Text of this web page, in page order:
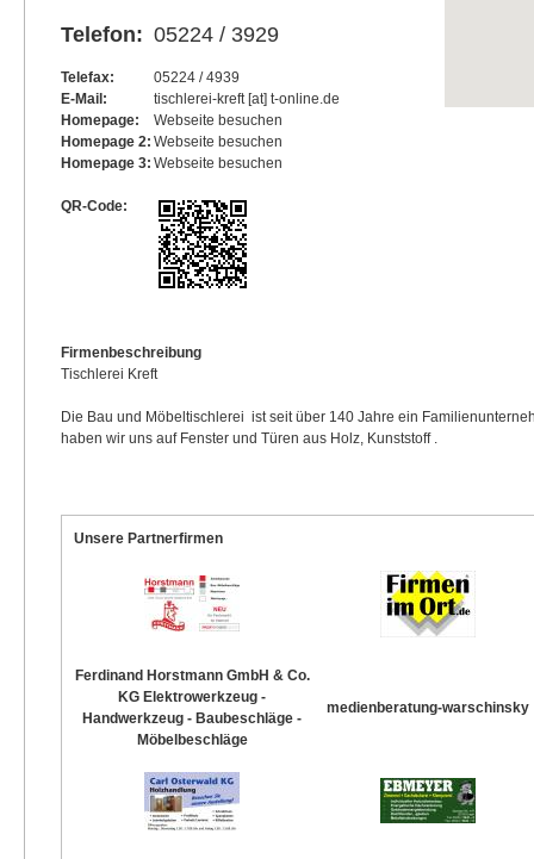
Telefon: 05224 / 3929
Telefax:
05224 / 4939
E-Mail:
tischlerei-kreft [at] t-online.de
Homepage:
Webseite besuchen
Homepage 2: Webseite besuchen
Homepage 3: Webseite besuchen
QR-Code:
Firmenbeschreibung
Tischlerei Kreft
Die Bau und Möbeltischlerei ist seit über 140 Jahre ein
haben wir uns auf Fenster und Türen aus Holz, Kunststoff .
Unsere Partnerfirmen
Ferdinand Horstmann GmbH & Co.
KG Elektrowerkzeug -
Handwerkzeug - Baubeschläge -
Möbelbeschläge
medienberatung-warschinsky